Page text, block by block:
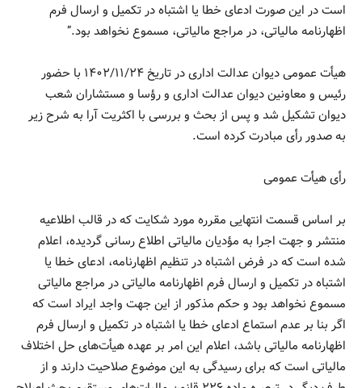
است در این صورت ادعای خطا یا اشتباه در تکمیل و ارسال فرم
اظهارنامه مالیاتی، در مراجع مالیاتی، مسموع نخواهد بود.”
هیأت عمومی دیوان عدالت اداری در تاریخ ۲۴/‏۱۱/‏۱۴۰۲‬ با حضور
رئیس و معاونین دیوان عدالت اداری و رؤسا و مستشاران شعب
دیوان تشکیل شد و پس از بحث و بررسی با اکثریت آرا به شرح زیر
به صدور رأی مبادرت کرده است.
رأی هیأت عمومی
بر اساس قسمت انتهایی مقرره مورد شکایت که در قالب اطلاعیه
منتشر و جهت اجرا به مؤدیان مالیاتی اطلاع رسانی گردیده، اعلام
شده است که در فرض اشتباه در تنظیم اظهارنامه، ادعای خطا یا
اشتباه در تکمیل و ارسال فرم اظهارنامه مالیاتی در مراجع مالیاتی
مسموع نخواهد بود و حکم مذکور از این جهت واجد ایراد است که
اگر بنا بر عدم استماع ادعای خطا یا اشتباه در تکمیل و ارسال فرم
اظهارنامه مالیاتی باشد، اعلام این امر بر عهده هیأت‌های حل اختلاف
مالیاتی است که برای رسیدگی به این موضوع صلاحیت دارند و از